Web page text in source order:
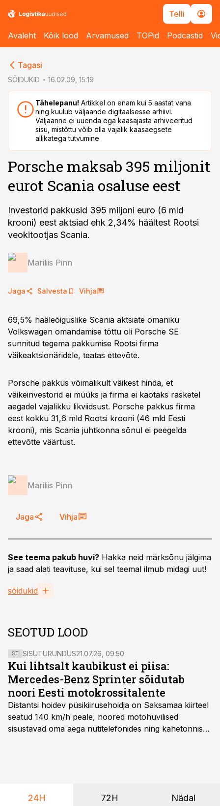
Telli
Avaleht Kõik lood Arvamused TOPid Podcastid
Tagasi
SÕIDUKID 16.02.09, 15:19
Tähelepanu! Artikkel on enam kui 5 aastat vana
ning kuulub väljaande digitaalsesse arhiivi.
Väljaanne ei uuenda ega kaasajasta arhiveeritud
sisu, mistõttu võib olla vajalik kaasaegsete
allikatega tutvumine
Porsche maksab 395 miljonit
eurot Scania osaluse eest
Investorid pakkusid 395 miljoni euro (6 mld
krooni) eest aktsiad ehk 2,34% häältest Rootsi
veokitootjas Scania.
Mariliis Pinn
Jaga Salvesta Vihja
69,5% hääleõiguslike Scania aktsiate omaniku
Volkswagen omandamise tõttu oli Porsche SE
sunnitud tegema pakkumise Rootsi firma
väikeaktsionäridele, teatas ettevõte.
Porsche pakkus võimalikult väikest hinda, et
väikeinvestorid ei müüks ja firma ei kaotaks rasketel
aegadel vajalikku likviidsust. Porsche pakkus firma
eest kokku 31,6 mld Rootsi krooni (46 mld Eesti
krooni), mis Scania juhtkonna sõnul ei peegelda
ettevõtte väärtust.
Mariliis Pinn
Jaga Vihja
See teema pakub huvi? Hakka neid märksõnu jälgima
ja saad alati teavituse, kui sel teemal ilmub midagi uut!
sõidukid
SEOTUD LOOD
ST SISUTURUNDUS21.07.26, 09:50
Kui lihtsalt kaubikust ei piisa:
Mercedes-Benz Sprinter sõidutab
noori Eesti motokrossitalente
Distantsi hoidev püsikiirusehoidja on Saksamaa kiirteel
seatud 140 km/h peale, noored motohuvilised
sisustavad oma aega nutitelefonides ning kahetonnises
24H 72H Nädal